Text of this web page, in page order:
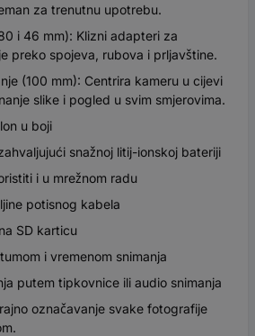
za trenutnu upotrebu.
i 46 mm): Klizni adapteri za
preko spojeva, rubova i prljavštine.
(100 mm): Centrira kameru u cijevi
slike i pogled u svim smjerovima.
u boji
snažnoj litij-ionskoj bateriji
i u mrežnom radu
potisnog kabela
SD karticu
i vremenom snimanja
putem tipkovnice ili audio snimanja
označavanje svake fotografije